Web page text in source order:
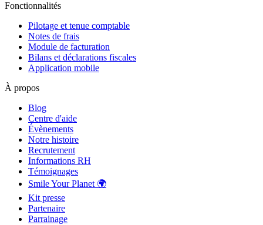
Fonctionnalités
Pilotage et tenue comptable
Notes de frais
Module de facturation
Bilans et déclarations fiscales
Application mobile
À propos
Blog
Centre d'aide
Évènements
Notre histoire
Recrutement
Informations RH
Témoignages
Smile Your Planet 🌍
Kit presse
Partenaire
Parrainage